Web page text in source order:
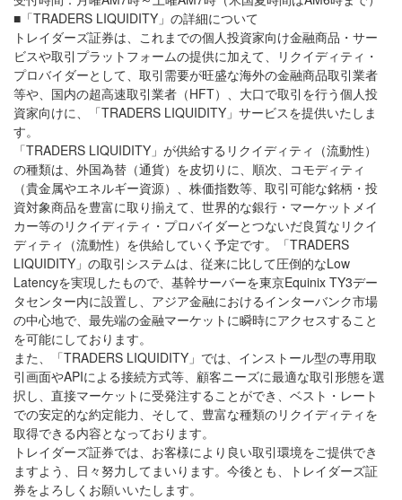
■「TRADERS LIQUIDITY」の詳細について
トレイダーズ証券は、これまでの個人投資家向け金融商品・サー
ビスや取引プラットフォームの提供に加えて、リクイディティ・
プロバイダーとして、取引需要が旺盛な海外の金融商品取引業者
等や、国内の超高速取引業者（HFT）、大口で取引を行う個人投
資家向けに、「TRADERS LIQUIDITY」サービスを提供いたしま
す。
「TRADERS LIQUIDITY」が供給するリクイディティ（流動性）
の種類は、外国為替（通貨）を皮切りに、順次、コモディティ
（貴金属やエネルギー資源）、株価指数等、取引可能な銘柄・投
資対象商品を豊富に取り揃えて、世界的な銀行・マーケットメイ
カー等のリクイディティ・プロバイダーとつないだ良質なリクイ
ディティ（流動性）を供給していく予定です。「TRADERS
LIQUIDITY」の取引システムは、従来に比して圧倒的なLow
Latencyを実現したもので、基幹サーバーを東京Equinix TY3デー
タセンター内に設置し、アジア金融におけるインターバンク市場
の中心地で、最先端の金融マーケットに瞬時にアクセスすること
を可能にしております。
また、「TRADERS LIQUIDITY」では、インストール型の専用取
引画面やAPIによる接続方式等、顧客ニーズに最適な取引形態を選
択し、直接マーケットに受発注することができ、ベスト・レート
での安定的な約定能力、そして、豊富な種類のリクイディティを
取得できる内容となっております。
トレイダーズ証券では、お客様により良い取引環境をご提供でき
ますよう、日々努力してまいります。今後とも、トレイダーズ証
券をよろしくお願いいたします。